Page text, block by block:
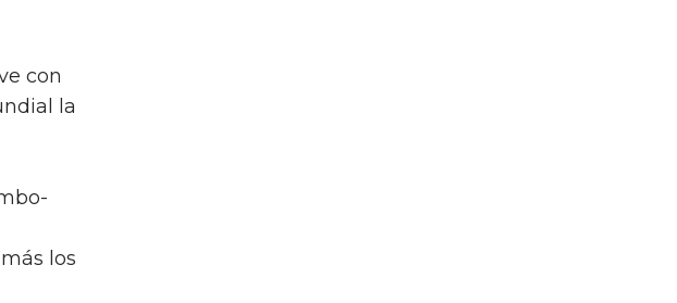
con
la
los